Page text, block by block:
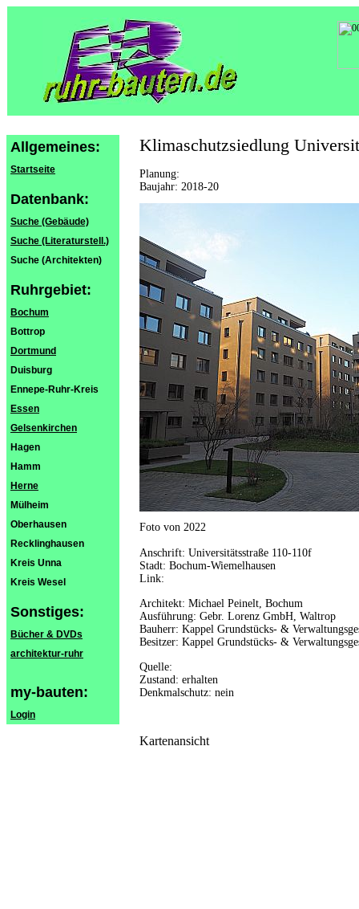
Allgemeines:
Startseite
Datenbank:
Suche (Gebäude)
Suche (Literaturstell.)
Suche (Architekten)
Ruhrgebiet:
Bochum
Bottrop
Dortmund
Duisburg
Ennepe-Ruhr-Kreis
Essen
Gelsenkirchen
Hagen
Hamm
Herne
Mülheim
Oberhausen
Recklinghausen
Kreis Unna
Kreis Wesel
Sonstiges:
Bücher & DVDs
architektur-ruhr
my-bauten:
Login
Klimaschutzsiedlung
Planung:
Baujahr: 2018-20
Foto von 2022
Anschrift: Universitätsstraße 110-110f
Stadt: Bochum-Wiemelhausen
Link:
Architekt: Michael Peinelt, Bochum
Ausführung: Gebr. Lorenz GmbH, Waltrop
Bauherr: Kappel Grundstücks- &
Besitzer: Kappel Grundstücks- &
Quelle:
Zustand: erhalten
Denkmalschutz: nein
Kartenansicht